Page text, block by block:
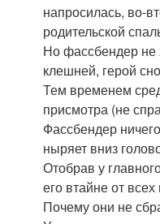
напросилась, во-
родительской
Но фассбендер не
клешней, герой
Тем временем
присмотра (не
Фассбендер
ныряет вниз
Отобрав у
его втайне от
Почему они не